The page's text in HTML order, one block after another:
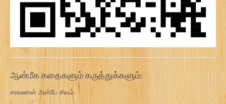
ஆன்மீக கதைகளும் கருத்துக்களும்:
சரவணன் அன்பே சிவம்